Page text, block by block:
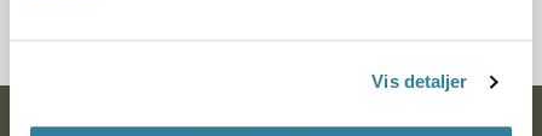
Vis detaljer